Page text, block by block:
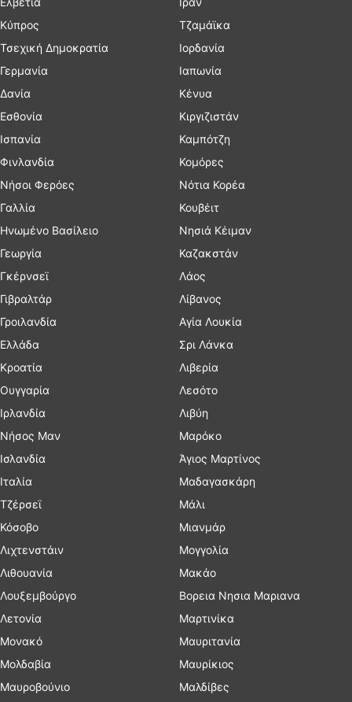
Κύπρος
Τσεχική Δημοκρατία
Γερμανία
Δανία
Εσθονία
Ισπανία
Φινλανδία
Νήσοι Φερόες
Γαλλία
Ηνωμένο Βασίλειο
Γεωργία
Γκέρνσεϊ
Γιβραλτάρ
Γροιλανδία
Ελλάδα
Κροατία
Ουγγαρία
Ιρλανδία
Νήσος Μαν
Ισλανδία
Ιταλία
Τζέρσεϊ
Κόσοβο
Λιχτενστάιν
Λιθουανία
Λουξεμβούργο
Λετονία
Μονακό
Μολδαβία
Μαυροβούνιο
Τζαμάϊκα
Ιορδανία
Ιαπωνία
Κένυα
Κιργιζιστάν
Καμπότζη
Κομόρες
Νότια Κορέα
Κουβέιτ
Νησιά Κέιμαν
Καζακστάν
Λάος
Λίβανος
Αγία Λουκία
Σρι Λάνκα
Λιβερία
Λεσότο
Λιβύη
Μαρόκο
Άγιος Μαρτίνος
Μαδαγασκάρη
Μάλι
Μιανμάρ
Μογγολία
Μακάο
Βορεια Νησια Μαριανα
Μαρτινίκα
Μαυριτανία
Μαυρίκιος
Μαλδίβες